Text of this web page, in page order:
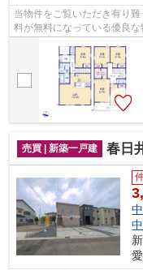
当物件をご覧いただき有り
料が無料になっている優良
せて頂きますのでお気軽に
売買 | 新築一戸建 春日井市